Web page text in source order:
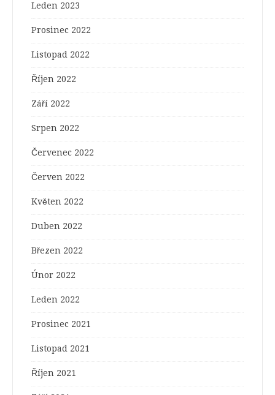
Leden 2023
Prosinec 2022
Listopad 2022
Říjen 2022
Září 2022
Srpen 2022
Červenec 2022
Červen 2022
Květen 2022
Duben 2022
Březen 2022
Únor 2022
Leden 2022
Prosinec 2021
Listopad 2021
Říjen 2021